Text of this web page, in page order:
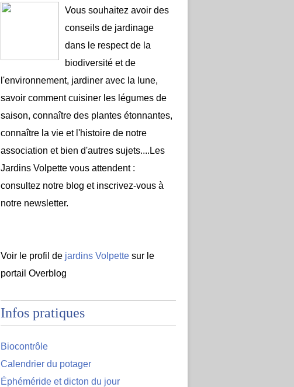
Vous souhaitez avoir des
conseils de jardinage
dans le respect de la
biodiversité et de
l'environnement, jardiner avec la lune,
savoir comment cuisiner les légumes de
saison, connaître des plantes étonnantes,
connaître la vie et l'histoire de notre
association et bien d'autres sujets....Les
Jardins Volpette vous attendent :
consultez notre blog et inscrivez-vous à
notre newsletter.
Voir le profil de jardins Volpette sur le
portail Overblog
Infos pratiques
Biocontrôle
Calendrier du potager
Éphéméride et dicton du jour